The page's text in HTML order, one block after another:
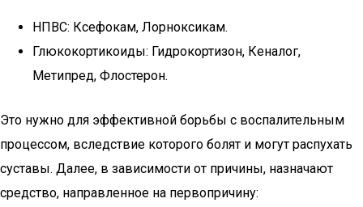
НПВС: Ксефокам, Лорноксикам.
Глюкокортикоиды: Гидрокортизон, Кеналог,
Метипред, Флостерон.
Это нужно для эффективной борьбы с воспалительным
процессом, вследствие которого болят и могут распухать
суставы. Далее, в зависимости от причины, назначают
средство, направленное на первопричину: